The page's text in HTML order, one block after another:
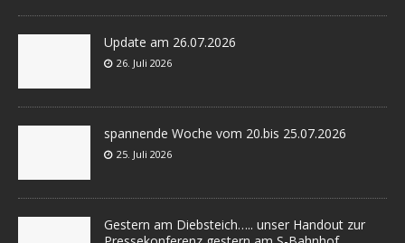
Update am 26.07.2026
26. Juli 2026
spannende Woche vom 20.bis 25.07.2026
25. Juli 2026
Gestern am Diebsteich….. unser Handout zur